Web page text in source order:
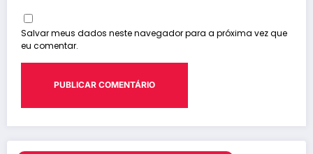
Salvar meus dados neste navegador para a próxima vez que
eu comentar.